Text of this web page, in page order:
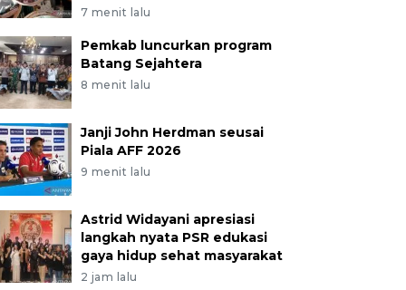
7 menit lalu
Pemkab luncurkan program
Batang Sejahtera
8 menit lalu
Janji John Herdman seusai
Piala AFF 2026
9 menit lalu
Astrid Widayani apresiasi
langkah nyata PSR edukasi
gaya hidup sehat masyarakat
2 jam lalu